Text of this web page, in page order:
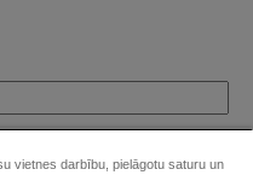
vietnes darbību, pielāgotu saturu un